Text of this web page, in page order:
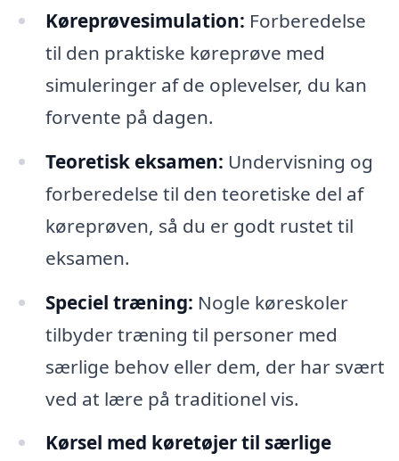
Køreprøvesimulation: Forberedelse
til den praktiske køreprøve med
simuleringer af de oplevelser, du kan
forvente på dagen.
Teoretisk eksamen: Undervisning og
forberedelse til den teoretiske del af
køreprøven, så du er godt rustet til
eksamen.
Speciel træning: Nogle køreskoler
tilbyder træning til personer med
særlige behov eller dem, der har svært
ved at lære på traditionel vis.
Kørsel med køretøjer til særlige